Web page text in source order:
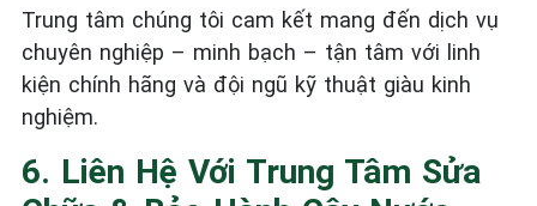
Trung tâm chúng tôi cam kết mang đến dịch vụ
chuyên nghiệp – minh bạch – tận tâm với linh
kiện chính hãng và đội ngũ kỹ thuật giàu kinh
nghiệm.
6. Liên Hệ Với Trung Tâm Sửa